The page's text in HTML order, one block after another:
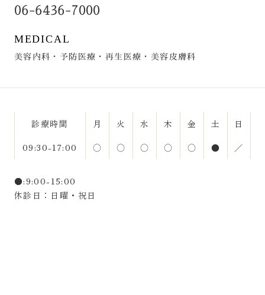
06-6436-7000
MEDICAL
美容内科・予防医療・再生医療・美容皮膚科
診療時間 月 火 水 木 金 土
日
09:30-17:00
○ ○ ○ ○ ○ ● ／
●:9:00-15:00
休診日：日曜・祝日